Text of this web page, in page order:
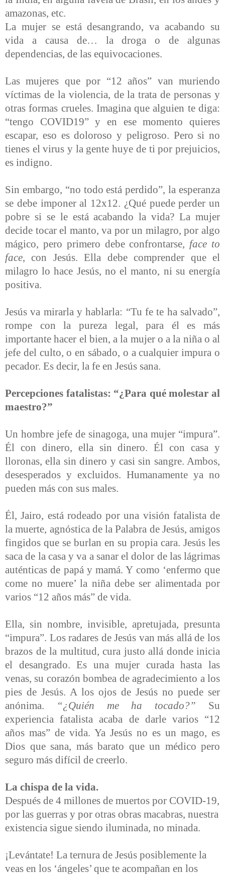
amazonas, etc.
La mujer se está desangrando, va acabando su
vida a causa de… la droga o de algunas
dependencias, de las equivocaciones.
Las mujeres que por “12 años” van muriendo
víctimas de la violencia, de la trata de personas y
otras formas crueles. Imagina que alguien te diga:
“tengo COVID19” y en ese momento quieres
escapar, eso es doloroso y peligroso. Pero si no
tienes el virus y la gente huye de ti por prejuicios,
es indigno.
Sin embargo, “no todo está perdido”, la esperanza
se debe imponer al 12x12. ¿Qué puede perder un
pobre si se le está acabando la vida? La mujer
decide tocar el manto, va por un milagro, por algo
mágico, pero primero debe confrontarse, face to
face, con Jesús. Ella debe comprender que el
milagro lo hace Jesús, no el manto, ni su energía
positiva.
Jesús va mirarla y hablarla: “Tu fe te ha salvado”,
rompe con la pureza legal, para él es más
importante hacer el bien, a la mujer o a la niña o al
jefe del culto, o en sábado, o a cualquier impura o
pecador. Es decir, la fe en Jesús sana.
Percepciones fatalistas: “¿Para qué molestar al
maestro?”
Un hombre jefe de sinagoga, una mujer “impura”.
Él con dinero, ella sin dinero. Él con casa y
lloronas, ella sin dinero y casi sin sangre. Ambos,
desesperados y excluidos. Humanamente ya no
pueden más con sus males.
Él, Jairo, está rodeado por una visión fatalista de
la muerte, agnóstica de la Palabra de Jesús, amigos
fingidos que se burlan en su propia cara. Jesús les
saca de la casa y va a sanar el dolor de las lágrimas
auténticas de papá y mamá. Y como ‘enfermo que
come no muere’ la niña debe ser alimentada por
varios “12 años más” de vida.
Ella, sin nombre, invisible, apretujada, presunta
“impura”. Los radares de Jesús van más allá de los
brazos de la multitud, cura justo allá donde inicia
el desangrado. Es una mujer curada hasta las
venas, su corazón bombea de agradecimiento a los
pies de Jesús. A los ojos de Jesús no puede ser
anónima.
“¿Quién me ha tocado?” Su
experiencia fatalista acaba de darle varios “12
años mas” de vida. Ya Jesús no es un mago, es
Dios que sana, más barato que un médico pero
seguro más difícil de creerlo.
La chispa de la vida.
Después de 4 millones de muertos por COVID-19,
por las guerras y por otras obras macabras, nuestra
existencia sigue siendo iluminada, no minada.
¡Levántate! La ternura de Jesús posiblemente la
veas en los ‘ángeles’ que te acompañan en los